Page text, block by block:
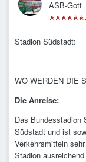
ASB-Gott
Stadion Südstadt:
WO WERDEN DIE
Die Anreise:
Das Bundesstadion
Südstadt und ist
Verkehrsmitteln
Stadion